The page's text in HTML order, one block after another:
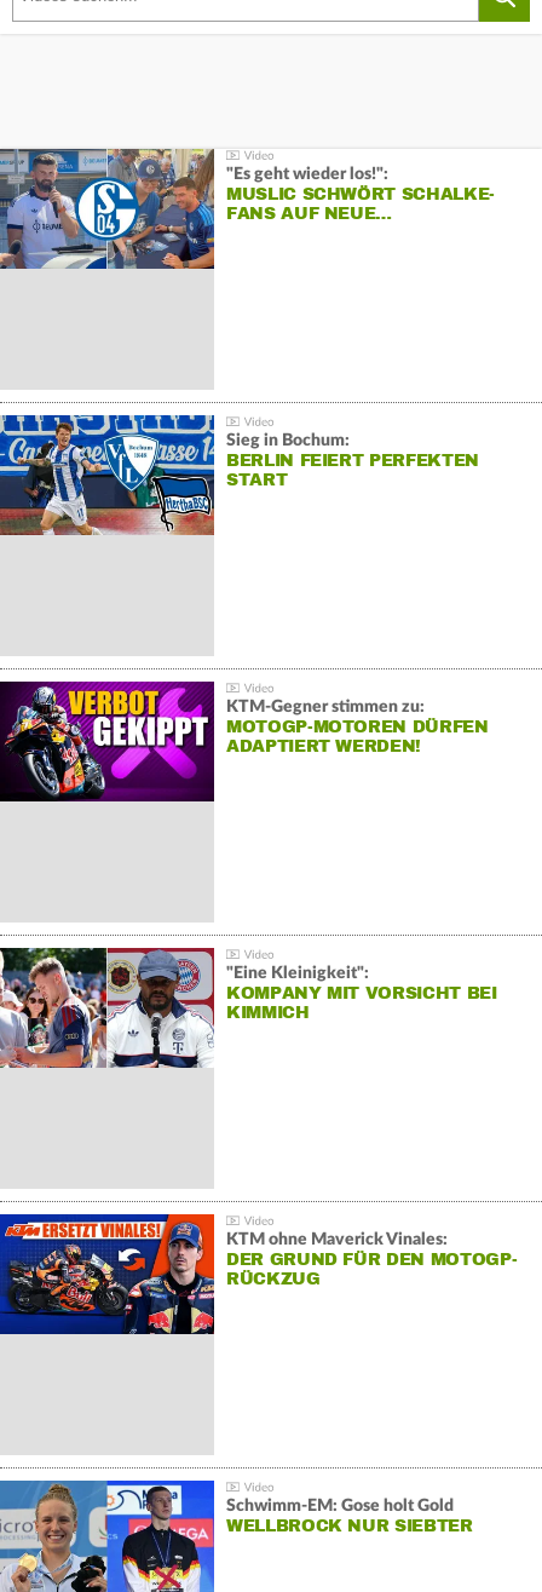
"Es geht wieder los!":
MUSLIC SCHWÖRT SCHALKE-
FANS AUF NEUE…
Sieg in Bochum:
BERLIN FEIERT PERFEKTEN
START
KTM-Gegner stimmen zu:
MOTOGP-MOTOREN DÜRFEN
ADAPTIERT WERDEN!
"Eine Kleinigkeit":
KOMPANY MIT VORSICHT BEI
KIMMICH
KTM ohne Maverick Vinales:
DER GRUND FÜR DEN MOTOGP-
RÜCKZUG
Schwimm-EM: Gose holt Gold
WELLBROCK NUR SIEBTER